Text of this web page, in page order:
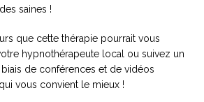
saines !
que cette thérapie pourrait vous
hypnothérapeute local ou suivez un
de conférences et de vidéos
vous convient le mieux !